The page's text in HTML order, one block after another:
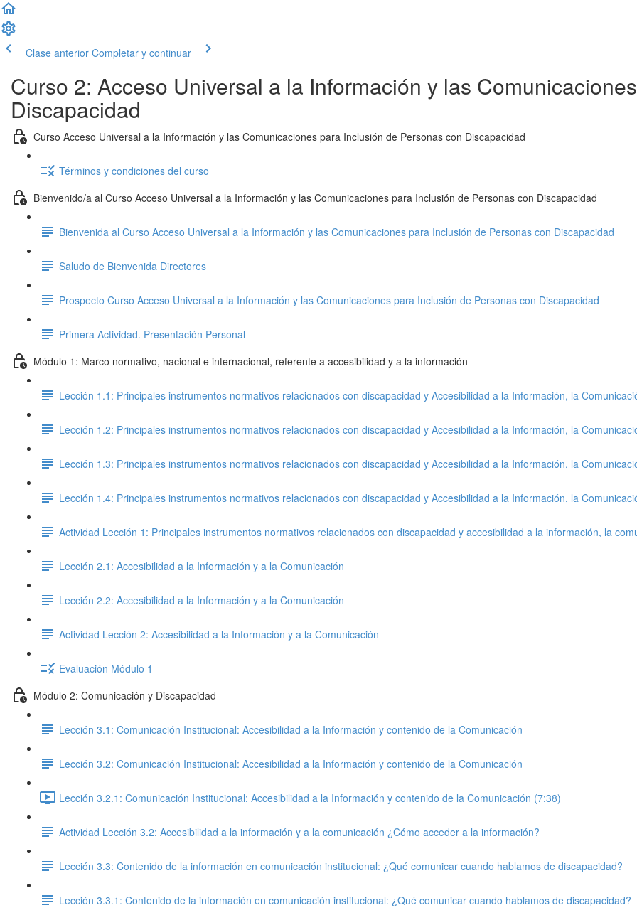
Clase anterior Completar y continuar
Curso 2: Acceso Universal a la Información y las
Discapacidad
Curso Acceso Universal a la Información y las Comunicaciones para Inclusión de Personas con Discapacidad
Términos y condiciones del curso
Bienvenido/a al Curso Acceso Universal a la Información y las Comunicaciones para Inclusión de Personas con Discapacidad
Bienvenida al Curso Acceso Universal a la Información y las Comunicaciones para Inclusión de Personas con Discapacidad
Saludo de Bienvenida Directores
Prospecto Curso Acceso Universal a la Información y las Comunicaciones para Inclusión de Personas con Discapacidad
Primera Actividad. Presentación Personal
Módulo 1: Marco normativo, nacional e internacional, referente a accesibilidad y a la información
Lección 1.1: Principales instrumentos normativos relacionados con discapacidad y Accesibilidad a la Información, la
Lección 1.2: Principales instrumentos normativos relacionados con discapacidad y Accesibilidad a la Información, la
Lección 1.3: Principales instrumentos normativos relacionados con discapacidad y Accesibilidad a la Información, la
Lección 1.4: Principales instrumentos normativos relacionados con discapacidad y Accesibilidad a la Información, la
Actividad Lección 1: Principales instrumentos normativos relacionados con discapacidad y accesibilidad a la información, la
Lección 2.1: Accesibilidad a la Información y a la Comunicación
Lección 2.2: Accesibilidad a la Información y a la Comunicación
Actividad Lección 2: Accesibilidad a la Información y a la Comunicación
Evaluación Módulo 1
Módulo 2: Comunicación y Discapacidad
Lección 3.1: Comunicación Institucional: Accesibilidad a la Información y contenido de la Comunicación
Lección 3.2: Comunicación Institucional: Accesibilidad a la Información y contenido de la Comunicación
Lección 3.2.1: Comunicación Institucional: Accesibilidad a la Información y contenido de la Comunicación (7:38)
Actividad Lección 3.2: Accesibilidad a la información y a la comunicación ¿Cómo acceder a la información?
Lección 3.3: Contenido de la información en comunicación institucional: ¿Qué comunicar cuando hablamos de discapacidad?
Lección 3.3.1: Contenido de la información en comunicación institucional: ¿Qué comunicar cuando hablamos de discapacidad?